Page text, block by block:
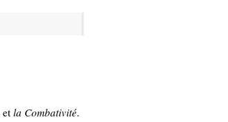
et la Combativité.